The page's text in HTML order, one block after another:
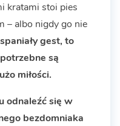
kratami stoi pies
– albo nigdy go nie
gest, to
są
miłości.
odnaleźć się w
bezdomniaka